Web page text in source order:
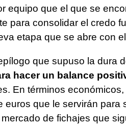
equipo que el que se
para consolidar el credo
etapa que se abre con
que supuso la dura
hacer un balance
En términos
euros que le servirán para
de fichajes que